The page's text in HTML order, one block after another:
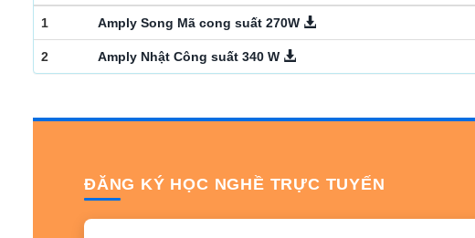
1 Amply Song Mã cong suất 270W
2 Amply Nhật Công suất 340 W
ĐĂNG KÝ HỌC NGHỀ TRỰC TUYẾN